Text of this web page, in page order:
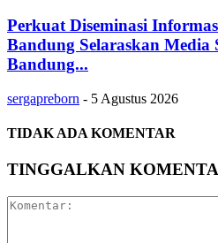
Perkuat Diseminasi
Bandung Selaraskan Media
Bandung...
sergapreborn - 5 Agustus 2026
TIDAK ADA KOMENTAR
TINGGALKAN